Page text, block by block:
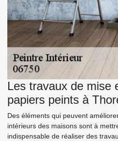
Les travaux de mise
papiers peints à
Des éléments qui peuvent
intérieurs des maisons sont à
indispensable de réaliser des